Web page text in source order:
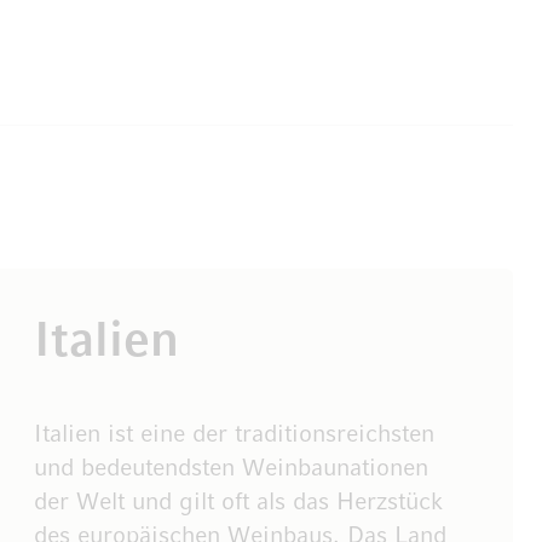
Italien
Italien ist eine der traditionsreichsten
und bedeutendsten Weinbaunationen
der Welt und gilt oft als das Herzstück
des europäischen Weinbaus. Das Land